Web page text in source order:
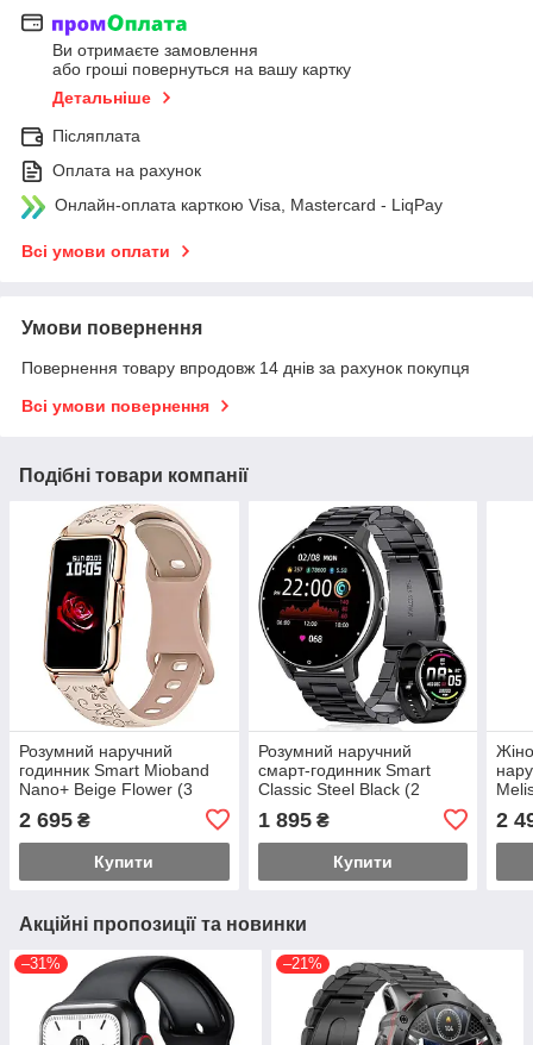
Ви отримаєте замовлення
або гроші повернуться на вашу картку
Детальніше
Післяплата
Оплата на рахунок
Онлайн-оплата карткою Visa, Mastercard - LiqPay
Всі умови оплати
Умови повернення
Повернення товару впродовж 14 днів за рахунок покупця
Всі умови повернення
Подібні товари компанії
Розумний наручний
годинник Smart Mioband
Nano+ Beige Flower (3
2 695 ₴
Купити
Розумний наручний
смарт-годинник Smart
Classic Steel Black (2
1 895₴
Купити
2
Акційні пропозиції та новинки
–31% –21%